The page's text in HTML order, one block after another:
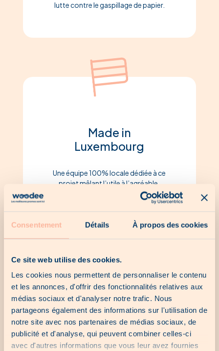
Consentement Détails À propos des cookies
Ce site web utilise des cookies.
Les cookies nous permettent de personnaliser le contenu
et les annonces, d'offrir des fonctionnalités relatives aux
médias sociaux et d'analyser notre trafic. Nous
partageons également des informations sur l'utilisation de
notre site avec nos partenaires de médias sociaux, de
publicité et d'analyse, qui peuvent combiner celles-ci
avec d'autres informations que vous leur avez fournies
lutte contre le gaspillage de papier.
Made in
Luxembourg
Une équipe 100% locale dédiée à ce
projet mêlant l’utile à l’agréable.
Comment Woodee
fonctionne ?